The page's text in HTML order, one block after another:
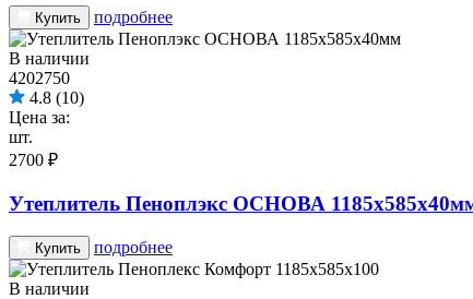
Купить подробнее
В наличии
4202750
4.8 (10)
Цена за:
шт.
2700 ₽
Утеплитель Пеноплэкс ОСНОВА
Купить подробнее
В наличии